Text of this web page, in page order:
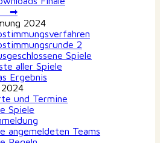
➡
2024
2
Spiele
aller Spiele
Ergebnis
2024
und Termine
Spiele
angemeldeten Teams